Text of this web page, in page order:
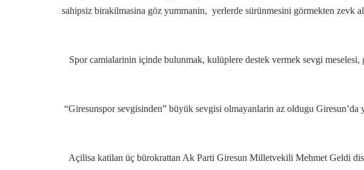
sahipsiz birakilmasina göz yummanin, yerlerde sürünmesini görmekten zevk
Spor camialarinin içinde bulunmak, kulüplere destek vermek sevgi
“Giresunspor sevgisinden” büyük sevgisi olmayanlarin az oldugu
Açilisa katilan üç bürokrattan Ak Parti Giresun Milletvekili Mehmet Geldi